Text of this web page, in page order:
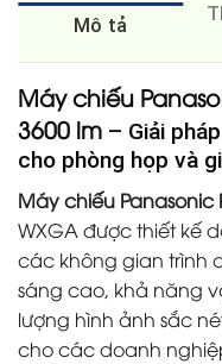
Mô tả
Máy chiếu
3600 lm – Giải
cho phòng họp và
Máy chiếu Panasonic
WXGA được thiết kế
các không gian trình
sáng cao, khả năng
lượng hình ảnh sắc
cho các doanh